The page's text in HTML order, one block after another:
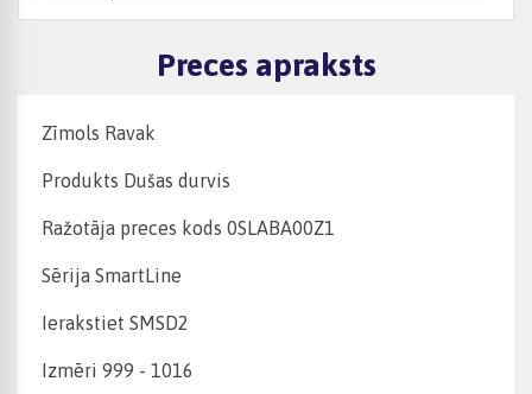
Preces apraksts
Zīmols Ravak
Produkts Dušas durvis
Ražotāja preces kods 0SLABA00Z1
Sērija SmartLine
Ierakstiet SMSD2
Izmēri 999 - 1016